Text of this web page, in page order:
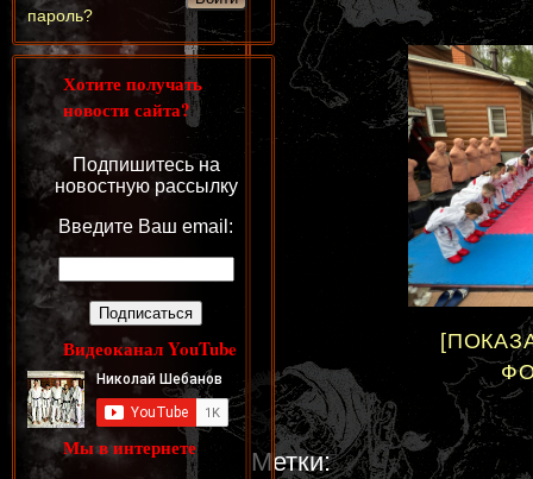
Метки:
пароль?
Хотите получать
новости сайта?
Подпишитесь на
новостную рассылку
Введите Ваш email:
Видеоканал YouTube
Мы в интернете